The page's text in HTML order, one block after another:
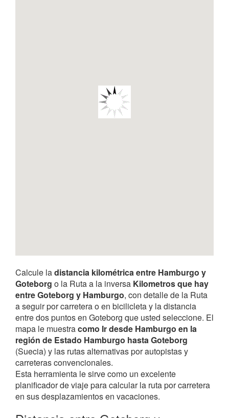
Calcule ladistancia kilométrica entre Hamburgo y
Goteborg o la Ruta a la inversa Kilometros que hay
entre Goteborg y Hamburgo, con detalle de la Ruta
a seguir por carretera o en bicilicleta y la distancia
entre dos puntos en Goteborg que usted seleccione. El
mapa le muestracomo Ir desde Hamburgo en la
región de Estado Hamburgo hasta Goteborg
(Suecia) y las rutas alternativas por autopistas y
carreteras convencionales.
Esta herramienta le sirve como un excelente
planificador de viaje para calcular la ruta por carretera
en sus desplazamientos en vacaciones.